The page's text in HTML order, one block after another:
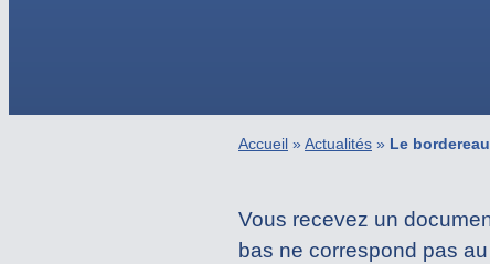
Accueil »Actualités » Le
Vous recevez un
bas ne correspond pas